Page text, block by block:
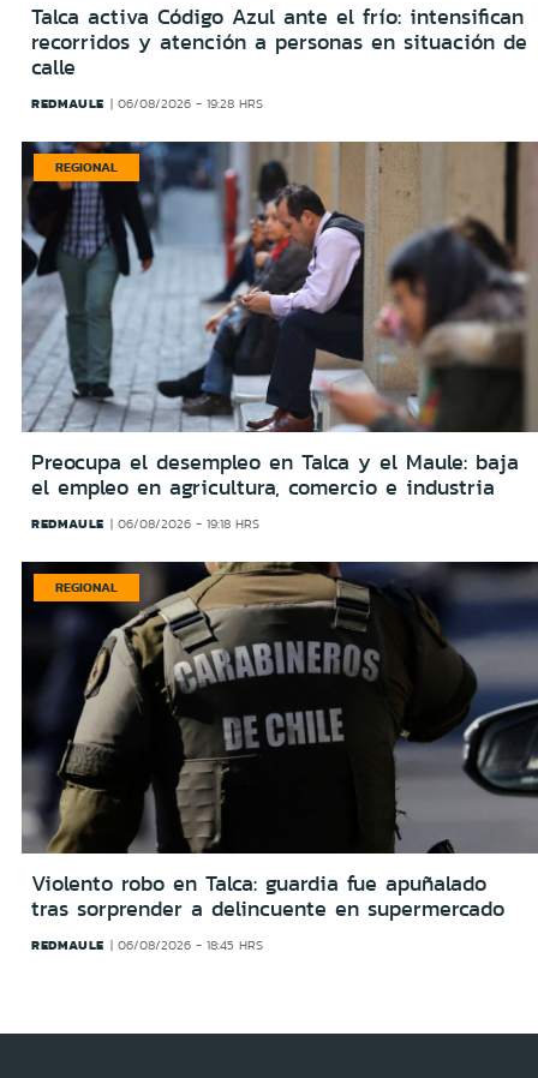
Talca activa Código Azul ante el frío: intensifican
recorridos y atención a personas en situación de
calle
REDMAULE 06/08/2026 - 19:28 HRS
REGIONAL
Preocupa el desempleo en Talca y el Maule: baja
el empleo en agricultura, comercio e industria
REDMAULE 06/08/2026 - 19:18 HRS
REGIONAL
Violento robo en Talca: guardia fue apuñalado
tras sorprender a delincuente en supermercado
REDMAULE 06/08/2026 - 18:45 HRS